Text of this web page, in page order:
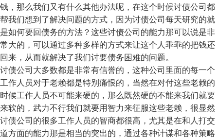
钱，那么我们又有什么其他办法呢，在这个时候讨债公司都
帮我们想到了解决问题的方式，因为讨债公司每天研究的就
是如何要回债务的方法？这些讨债公司的能力那可以说是非
常大的，可以通过多种多样的方式来让这个人乖乖的把钱还
回来，从而就解决了我们讨要债务困难的问题。
讨债公司大多数都是非常有信誉的，这种公司里面的每一个
工作人员对于老赖都是特别痛恨的，当然在对付这些老赖的
时候工作人员不可能来硬的，那么既然硬的不能来我们就要
来软的，武力不行我们就要用智力来征服这些老赖，很显然
讨债公司的很多工作人员的智商都很高，尤其是在和人打交
道方面的能力那是相当的突出的，通过各种计谋和各种策略